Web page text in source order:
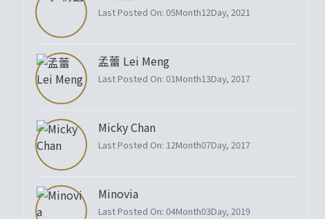
Last Posted On: 05Month12Day, 2021
孟蕾 Lei Meng
Last Posted On: 01Month13Day, 2017
Micky Chan
Last Posted On: 12Month07Day, 2017
Minovia
Last Posted On: 04Month03Day, 2019